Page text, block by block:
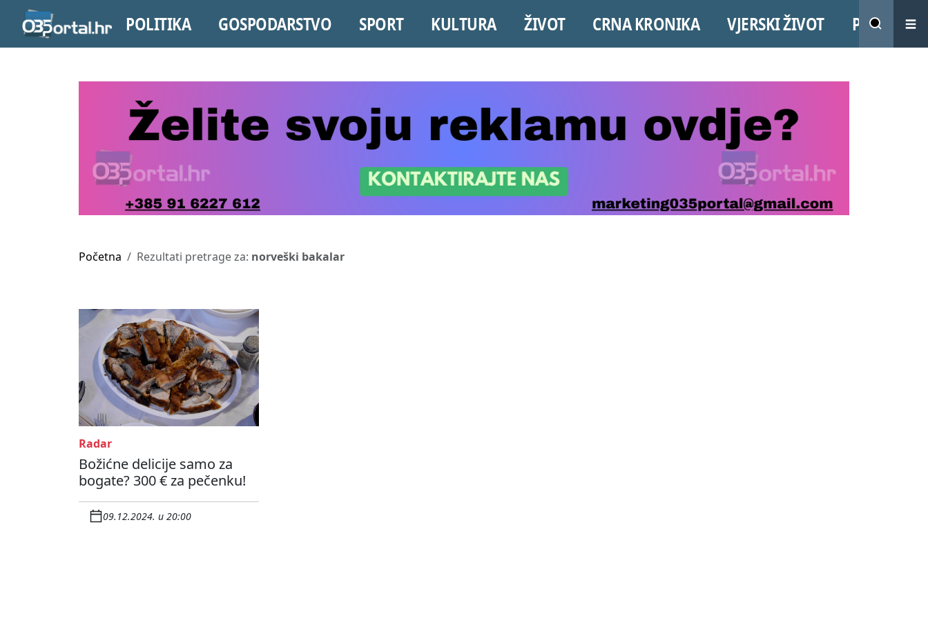
POLITIKA GOSPODARSTVO SPORT KULTURA ŽIVOT CRNA KRONIKA VJERSKI ŽIVOT PROMO
Početna Rezultati pretrage za: norveški bakalar
Radar
Božićne delicije samo za
bogate? 300 € za pečenku!
09.12.2024. u 20:00